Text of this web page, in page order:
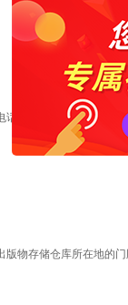
号码等；③经营范围（
物存储仓库所在地的